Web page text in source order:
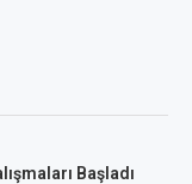
Başladı